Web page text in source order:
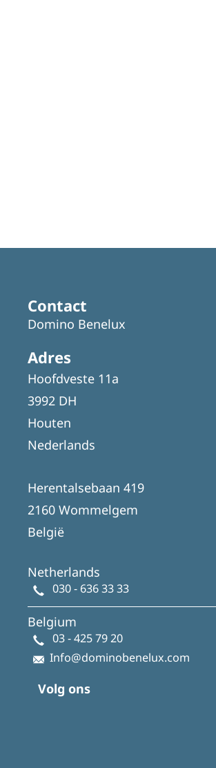
Contact
Domino Benelux
Adres
Hoofdveste 11a
3992 DH
Houten
Nederlands
Herentalsebaan 419
2160 Wommelgem
België
Netherlands
030 - 636 33 33
Belgium
03 - 425 79 20
Info@dominobenelux.com
Volg ons